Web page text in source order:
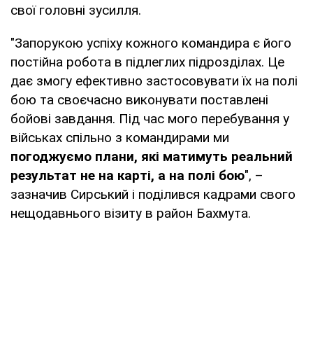
свої головні зусилля.
"Запорукою успіху кожного командира є його
постійна робота в підлеглих підрозділах. Це
дає змогу ефективно застосовувати їх на полі
бою та своєчасно виконувати поставлені
бойові завдання. Під час мого перебування у
військах спільно з командирами ми
погоджуємо плани, які матимуть реальний
результат не на карті, а на полі бою", –
зазначив Сирський і поділився кадрами свого
нещодавнього візиту в район Бахмута.